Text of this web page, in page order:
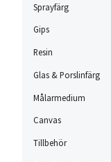
Sprayfärg
Gips
Resin
Glas & Porslinfärg
Målarmedium
Canvas
Tillbehör